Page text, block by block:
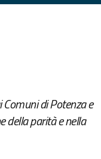
di Potenza e
della parità e nella